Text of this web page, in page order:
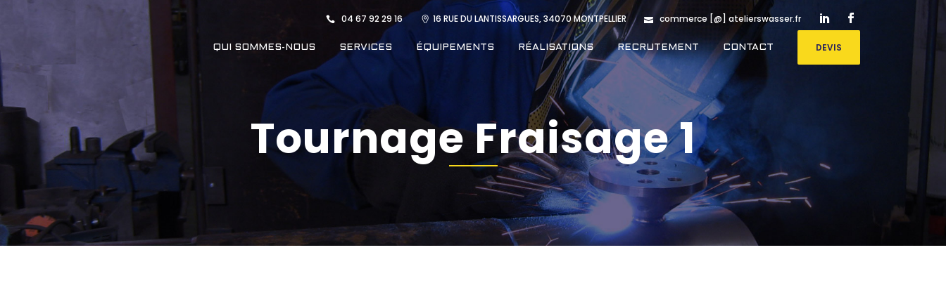
04 67 92 29 16 16 RUE DU LANTISSARGUES, 34070 MONTPELLIER commerce [@] atelierswasser.fr
DEVIS
QUI SOMMES-NOUS SERVICES ÉQUIPEMENTS RÉALISATIONS RECRUTEMENT CONTACT
Tournage Fraisage 1